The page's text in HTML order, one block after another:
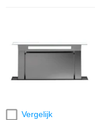
Vergelijk